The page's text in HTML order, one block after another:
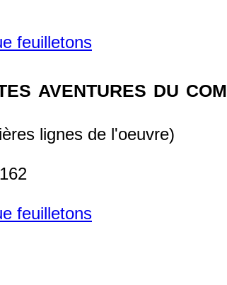
feuilletons
aventures du
lignes de l'oeuvre)
feuilletons